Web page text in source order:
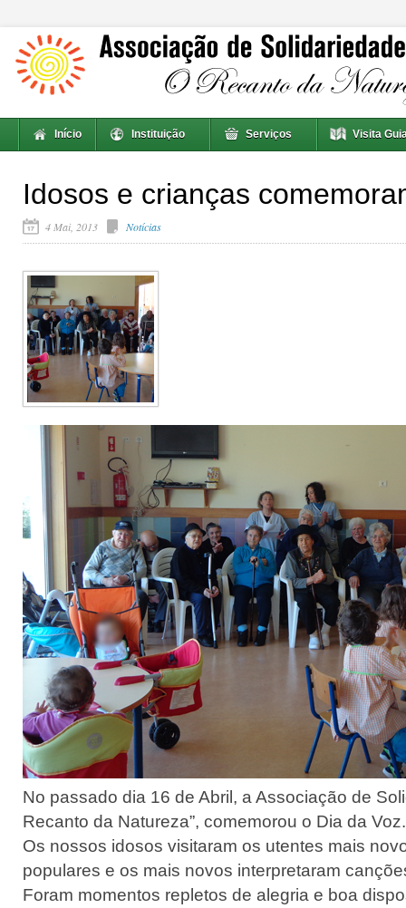
Início Instituição Serviços Visita
Idosos e crianças
4 Mai, 2013 Notícias
No passado dia 16 de Abril, a Associação de
Recanto da Natureza”, comemorou o Dia da Voz.
Os nossos idosos visitaram os utentes mais
populares e os mais novos interpretaram
Foram momentos repletos de alegria e boa